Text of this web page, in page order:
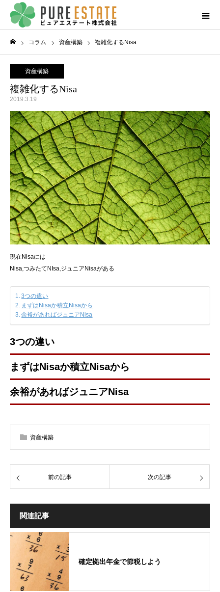
コラム 資産構築 複雑化するNisa
資産構築
複雑化するNisa
2019.3.19
現在Nisaには
Nisa,つみたてNIsa,ジュニアNisaがある
3つの違い
まずはNisaか積立Nisaから
余裕があればジュニアNisa
3つの違い
まずはNisaか積立Nisaから
余裕があればジュニアNisa
資産構築
前の記事 次の記事
関連記事
確定拠出年金で節税しよう